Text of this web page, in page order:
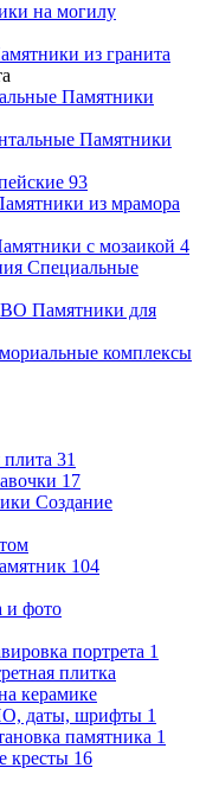
на могилу
из гранита
Памятники
Памятники
93
из мрамора
с мозаикой 4
Специальные
Памятники для
комплексы
31
17
Создание
104
и фото
портрета 1
плитка
керамике
даты, шрифты 1
памятника 1
кресты 16